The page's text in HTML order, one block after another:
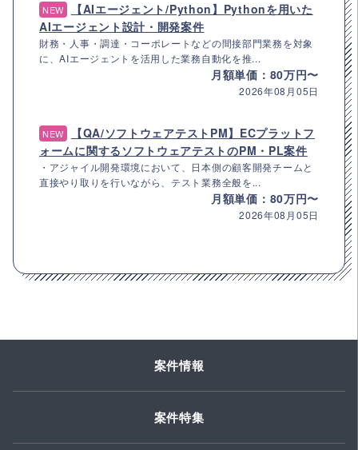
NEW
【AIエージェント/Python】Pythonを用いた
AIエージェント設計・開発案件
財務・人事・調達・コーポレートなどの間接部門業務を対象
に、AIエージェントを活用した業務自動化を推...
月額単価：80万円〜
2026年08月05日
NEW
【QA/ソフトウェアテストPM】ECプラットフ
ォームに関するソフトウェアテストのPM・PL案件
・アジャイル開発環境において、日本側の顧客開発チームと
直接やり取りを行いながら、テスト業務全般を...
月額単価：80万円〜
2026年08月05日
案件情報
案件特集